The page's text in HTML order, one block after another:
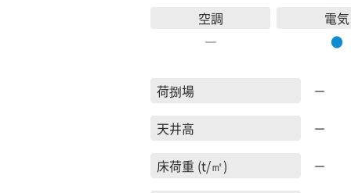
空調
―
電気
●
荷捌場
－
天井高
－
床荷重 (t/㎡)
－